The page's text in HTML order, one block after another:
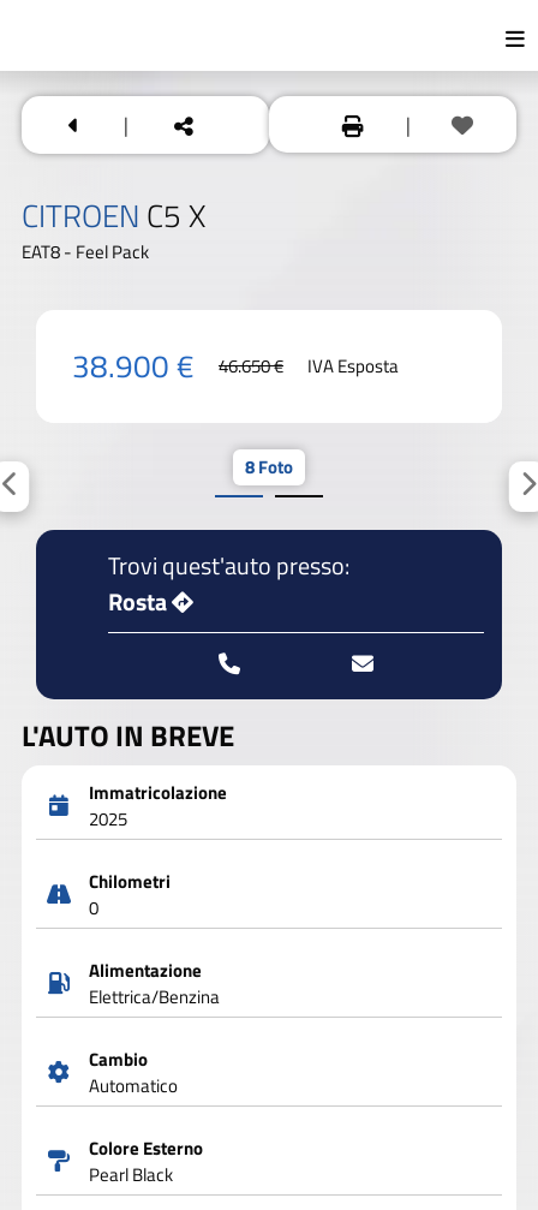
| |
CITROEN C5 X
EAT8 - Feel Pack
38.900 € 46.650 € IVA Esposta
8 Foto
Trovi quest'auto presso:
Rosta
L'AUTO IN BREVE
Immatricolazione
2025
Chilometri
0
Alimentazione
Elettrica/Benzina
Cambio
Automatico
Colore Esterno
Pearl Black